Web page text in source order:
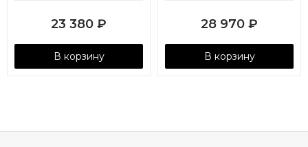
23 380 ₽
В корзину
28 970 ₽
В корзину